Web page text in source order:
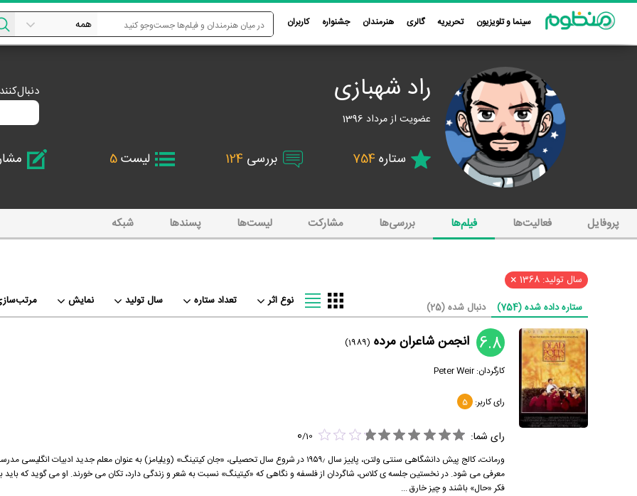
سینما و تلویزیون تحریریه گالری هنرمندان جشنواره کاربران
راد شهبازی
عضویت از مرداد 1396
ستاره 754 بررسی 124 لیست5
پروفایل فعالیت‌ها فیلم‌ها بررسی‌ها مشارکت لیست‌ها پسند‌ها شبکه
سال تولید: 1368 ×
ستاره داده شده (754) دنبال شده (25) نمایش سال تولید تعداد ستاره نوع اثر
6.8 انجمن شاعران مرده (1989)
کارگردان:Peter Weir
رای کاربر: 5
رای شما: 0/10
ورمانت، کالج پیش دانشگاهی سنتی ولتن، پاییز سال ۱۹۵۹٫ در شروع سال تحصیلی، «جان کیتینگ» (ویلیامز) به عنوان معلم جدید ادبیات انگلیسی
معرفی می شود. در نخستین جلسه ی کلاس، شاگردان از فلسفه و نگاهی که «کیتینگ» نسبت به شعر و زندگی دارد، تکان می خورند. او می گوید که باید
فکر «حال» باشند و چیز خارق ...